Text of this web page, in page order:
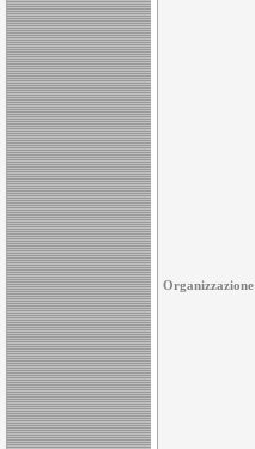
Organizzazione